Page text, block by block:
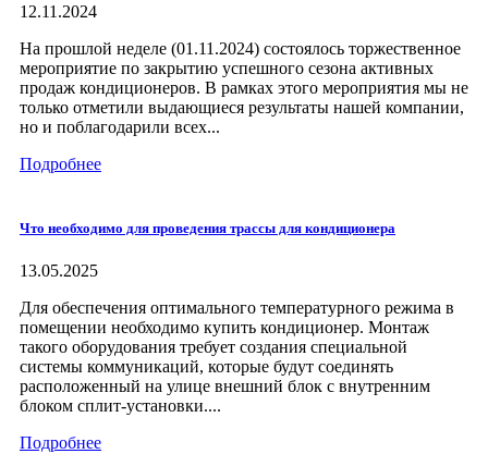
12.11.2024
На прошлой неделе (01.11.2024) состоялось торжественное
мероприятие по закрытию успешного сезона активных
продаж кондиционеров. В рамках этого мероприятия мы не
только отметили выдающиеся результаты нашей компании,
но и поблагодарили всех...
Подробнее
Что необходимо для проведения трассы для кондиционера
13.05.2025
Для обеспечения оптимального температурного режима в
помещении необходимо купить кондиционер. Монтаж
такого оборудования требует создания специальной
системы коммуникаций, которые будут соединять
расположенный на улице внешний блок с внутренним
блоком сплит-установки....
Подробнее